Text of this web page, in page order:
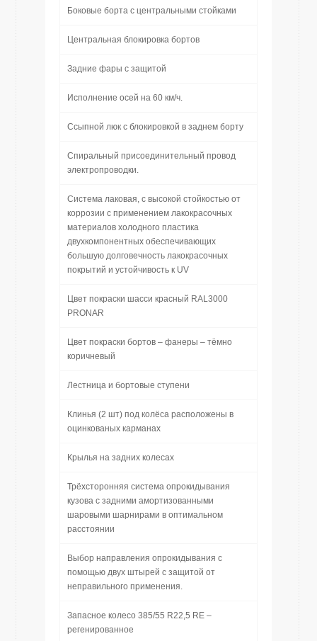
Боковые борта с центральными стойками
Центральная блокировка бортов
Задние фары с защитой
Исполнение осей на 60 км/ч.
Ссыпной люк с блокировкой в заднем борту
Спиральный присоединительный провод
электропроводки.
Система лаковая, с высокой стойкостью от
коррозии с применением лакокрасочных
материалов холодного пластика
двухкомпонентных обеспечивающих
большую долговечность лакокрасочных
покрытий и устойчивость к UV
Цвет покраски шасси красный RAL3000
PRONAR
Цвет покраски бортов – фанеры – тёмно
коричневый
Лестница и бортовые ступени
Клинья (2 шт) под колёса расположены в
оцинкованых карманах
Крылья на задних колесах
Трёхсторонняя система опрокидывания
кузова с задними амортизованными
шаровыми шарнирами в оптимальном
расстоянии
Выбор направления опрокидывания с
помощью двух штырей с защитой от
неправильного применения.
Запасное колесо 385/55 R22,5 RE –
регенированное